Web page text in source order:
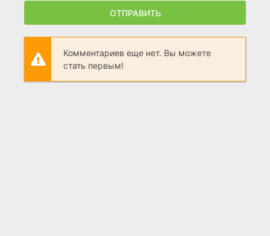
ОТПРАВИТЬ
Комментариев еще нет. Вы можете
стать первым!